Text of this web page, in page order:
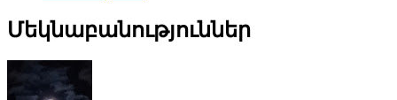
Մեկնաբանություններ